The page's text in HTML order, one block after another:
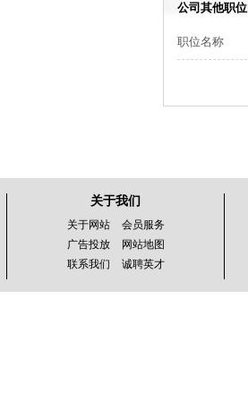
公司其他职位
职位名称
关于我们
关于网站
会员服务
广告投放
网站地图
联系我们
诚聘英才